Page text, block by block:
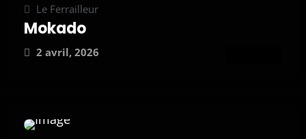
Le Ferrailleur
Mokado
2 avril, 2026